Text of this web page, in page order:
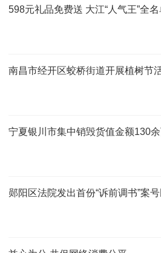
598元礼品免费送 大江“人气王”全
南昌市经开区蛟桥街道开展植树节
宁夏银川市集中销毁货值金额130
郧阳区法院发出首份“诉前调书”案